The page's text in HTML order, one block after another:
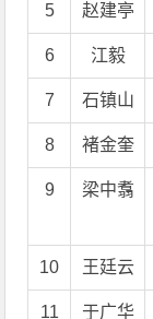
5 赵建亭
6 江毅
7 石镇山
8 褚金奎
9 梁中翥
10 王廷云
11 于广华